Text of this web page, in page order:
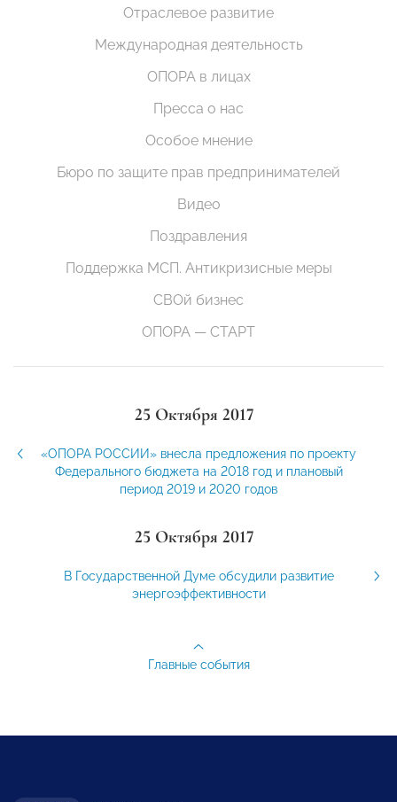
Отраслевое развитие
Международная деятельность
ОПОРА в лицах
Пресса о нас
Особое мнение
Бюро по защите прав предпринимателей
Видео
Поздравления
Поддержка МСП. Антикризисные меры
СВОй бизнес
ОПОРА — СТАРТ
25 Октября 2017
«ОПОРА РОССИИ» внесла предложения по проекту
Федерального бюджета на 2018 год и плановый
период 2019 и 2020 годов
25 Октября 2017
В Государственной Думе обсудили развитие
энергоэффективности
Главные события